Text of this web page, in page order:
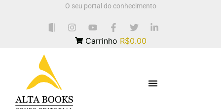
O seu portal do conhecimento
Carrinho R$0.00